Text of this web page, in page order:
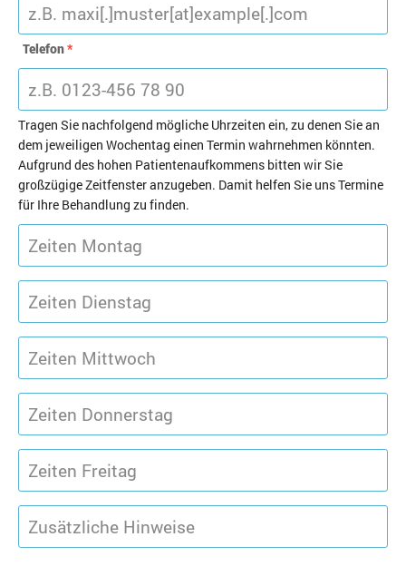
Telefon*
Tragen Sie nachfolgend mögliche Uhrzeiten ein, zu denen Sie an
dem jeweiligen Wochentag einen Termin wahrnehmen könnten.
Aufgrund des hohen Patientenaufkommens bitten wir Sie
großzügige Zeitfenster anzugeben. Damit helfen Sie uns Termine
für Ihre Behandlung zu finden.